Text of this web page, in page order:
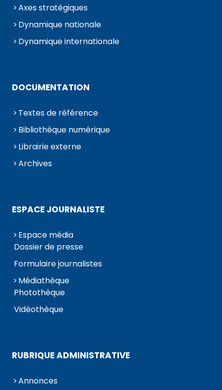
Axes stratégiques
Dynamique nationale
Dynamique internationale
DOCUMENTATION
Textes de référence
Bibliothèque numérique
Librairie externe
Archives
ESPACE JOURNALISTE
Espace média
Dossier de presse
Formulaire journalistes
Médiathèque
Photothèque
Vidéothèque
RUBRIQUE ADMINISTRATIVE
Annonces